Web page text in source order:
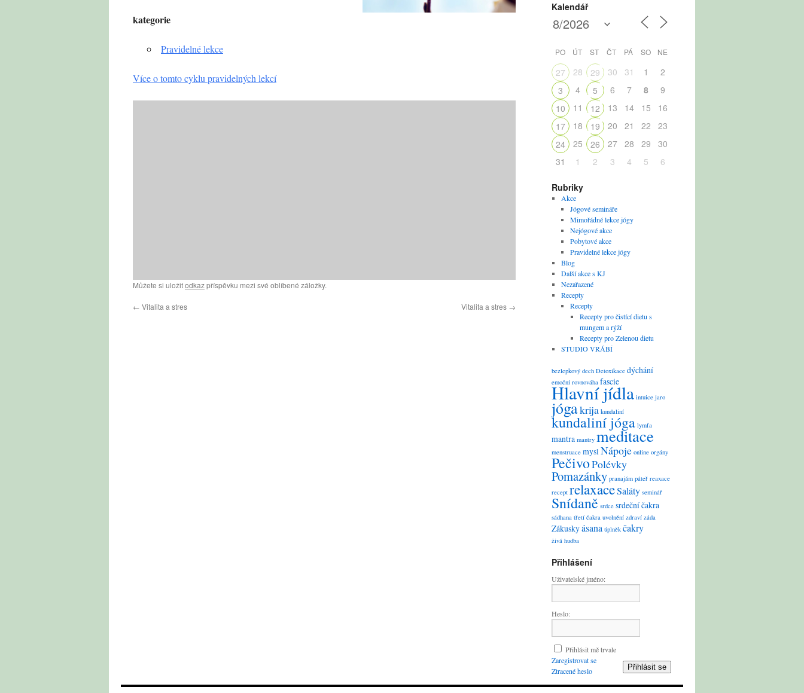
kategorie
Pravidelné lekce
Více o tomto cyklu pravidelných lekcí
Můžete si uložitodkazpříspěvku mezi své oblíbené záložky.
← Vitalita a stres Vitalita a stres →
Kalendář
PO ÚT ST ČT PÁ SO NE
27 28 29 30 31 1
2
3
4 5 6 7 8
9
10
11 12 13 14 15
16
17
18 19 20 21 22
23
24
25 26 27 28 29
30
31
1 2 3 4 5 6
Rubriky
Akce
Jógové semináře
Mimořádné lekce jógy
Nejógové akce
Pobytové akce
Pravidelné lekce jógy
Blog
Další akce s KJ
Nezařazené
Recepty
Recepty
Recepty pro čistící dietu s
mungem a rýží
Recepty pro Zelenou dietu
STUDIO VRÁBÍ
bezlepkový dech Detoxikace dýchání
emoční rovnováha fascie
Hlavní jídla intuice jaro
jógakrija kundaliní
kundaliní jóga lymfa
mantra mantry meditace
menstruace myslNápoje online orgány
PečivoPolévky
Pomazánky pranajám páteř reaxace
recept relaxaceSaláty seminář
Snídaně srdce srdeční čakra
sádhana třetí čakra uvolnění zdraví záda
Zákuskyásana úplněk čakry
živá hudba
Přihlášení
Uživatelské jméno:
Heslo:
Přihlásit mě trvale
Přihlásit se
Zaregistrovat se
Ztracené heslo